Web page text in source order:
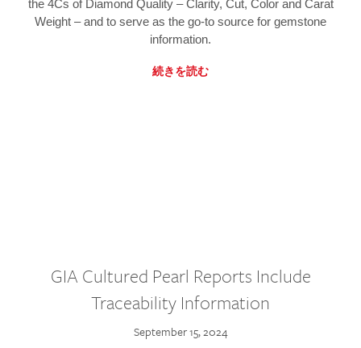
the 4Cs of Diamond Quality – Clarity, Cut, Color and Carat
Weight – and to serve as the go-to source for gemstone
information.
続きを読む
GIA Cultured Pearl Reports Include
Traceability Information
September 15, 2024